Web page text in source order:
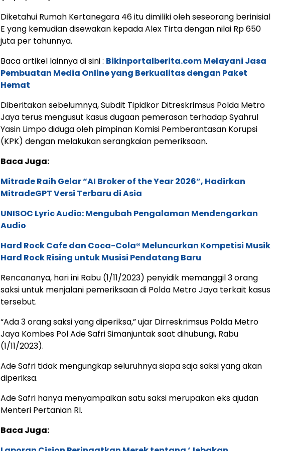
Diketahui Rumah Kertanegara 46 itu dimiliki oleh seseorang berinisial
E yang kemudian disewakan kepada Alex Tirta dengan nilai Rp 650
juta per tahunnya.
Baca artikel lainnya di sini : Bikinportalberita.com Melayani Jasa
Pembuatan Media Online yang Berkualitas dengan Paket
Hemat
Diberitakan sebelumnya, Subdit Tipidkor Ditreskrimsus Polda Metro
Jaya terus mengusut kasus dugaan pemerasan terhadap Syahrul
Yasin Limpo diduga oleh pimpinan Komisi Pemberantasan Korupsi
(KPK) dengan melakukan serangkaian pemeriksaan.
Baca Juga:
Mitrade Raih Gelar “AI Broker of the Year 2026”, Hadirkan
MitradeGPT Versi Terbaru di Asia
UNISOC Lyric Audio: Mengubah Pengalaman Mendengarkan
Audio
Hard Rock Cafe dan Coca-Cola® Meluncurkan Kompetisi Musik
Hard Rock Rising untuk Musisi Pendatang Baru
Rencananya, hari ini Rabu (1/11/2023) penyidik memanggil 3 orang
saksi untuk menjalani pemeriksaan di Polda Metro Jaya terkait kasus
tersebut.
“Ada 3 orang saksi yang diperiksa,” ujar Dirreskrimsus Polda Metro
Jaya Kombes Pol Ade Safri Simanjuntak saat dihubungi, Rabu
(1/11/2023).
Ade Safri tidak mengungkap seluruhnya siapa saja saksi yang akan
diperiksa.
Ade Safri hanya menyampaikan satu saksi merupakan eks ajudan
Menteri Pertanian RI.
Baca Juga: